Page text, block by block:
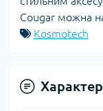
Cougar можна
Kosmotech